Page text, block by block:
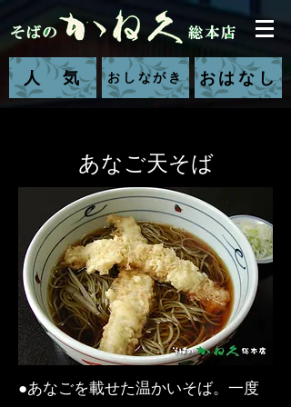
人 気 おしながき おはなし
あなご天そば
●あなごを載せた温かいそば。一度